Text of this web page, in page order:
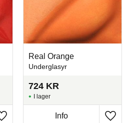
Real Orange
Underglasyr
724 KR
I lager
Info